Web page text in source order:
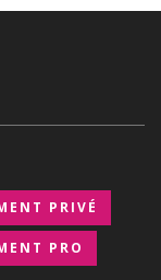
PRIVÉ
PRO